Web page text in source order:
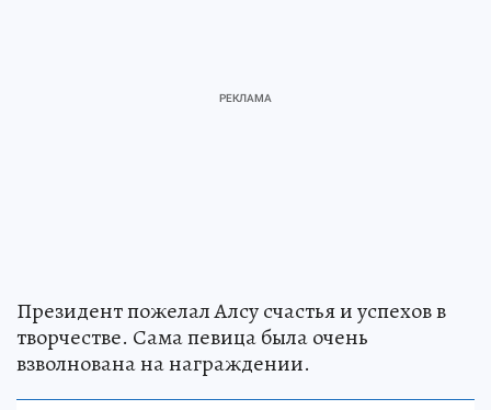
Президент пожелал Алсу счастья и успехов в
творчестве. Сама певица была очень
взволнована на награждении.